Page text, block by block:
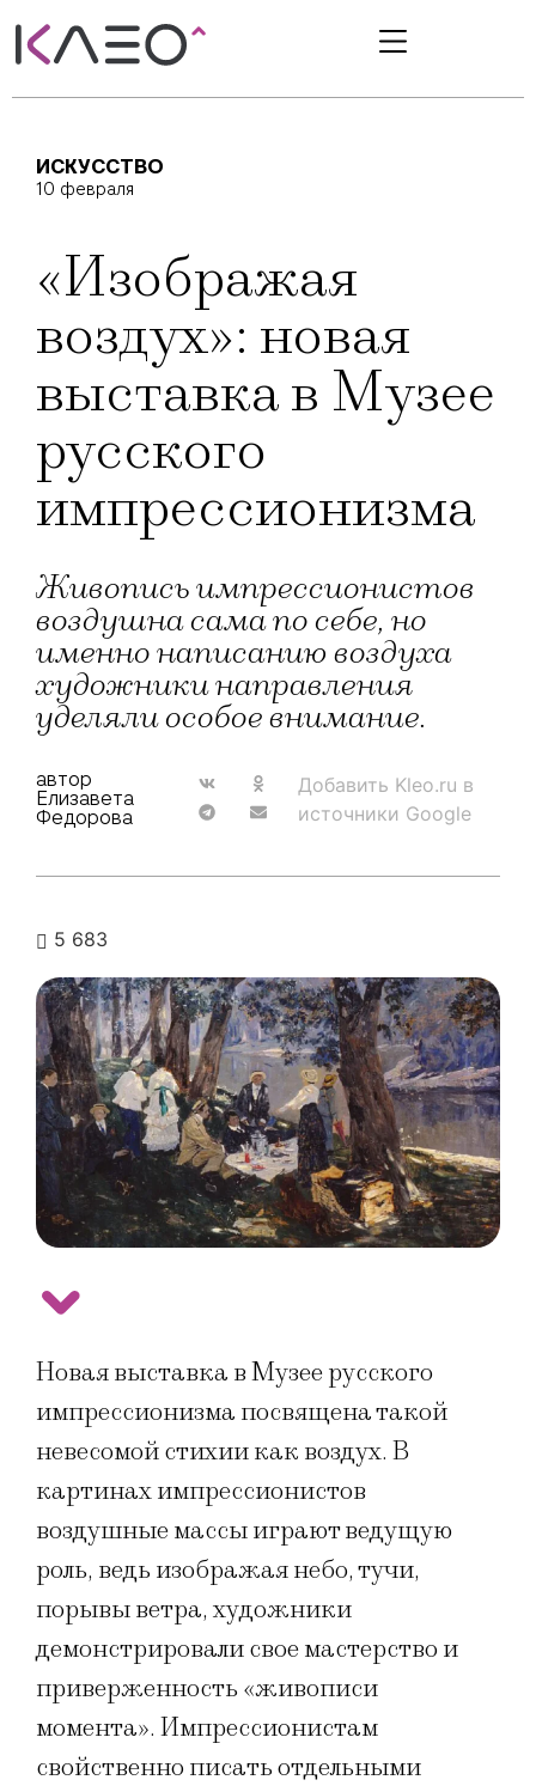
ИСКУССТВО
10 февраля
«Изображая
воздух»: новая
выставка в Музее
русского
импрессионизма
Живопись импрессионистов
воздушна сама по себе, но
именно написанию воздуха
художники направления
уделяли особое внимание.
автор
Елизавета
Федорова
Добавить Kleo.ru в
источники Google
5 683
Новая выставка в Музее русского
импрессионизма посвящена такой
невесомой стихии как воздух. В
картинах импрессионистов
воздушные массы играют ведущую
роль, ведь изображая небо, тучи,
порывы ветра, художники
демонстрировали свое мастерство и
приверженность «живописи
момента». Импрессионистам
свойственно писать отдельными